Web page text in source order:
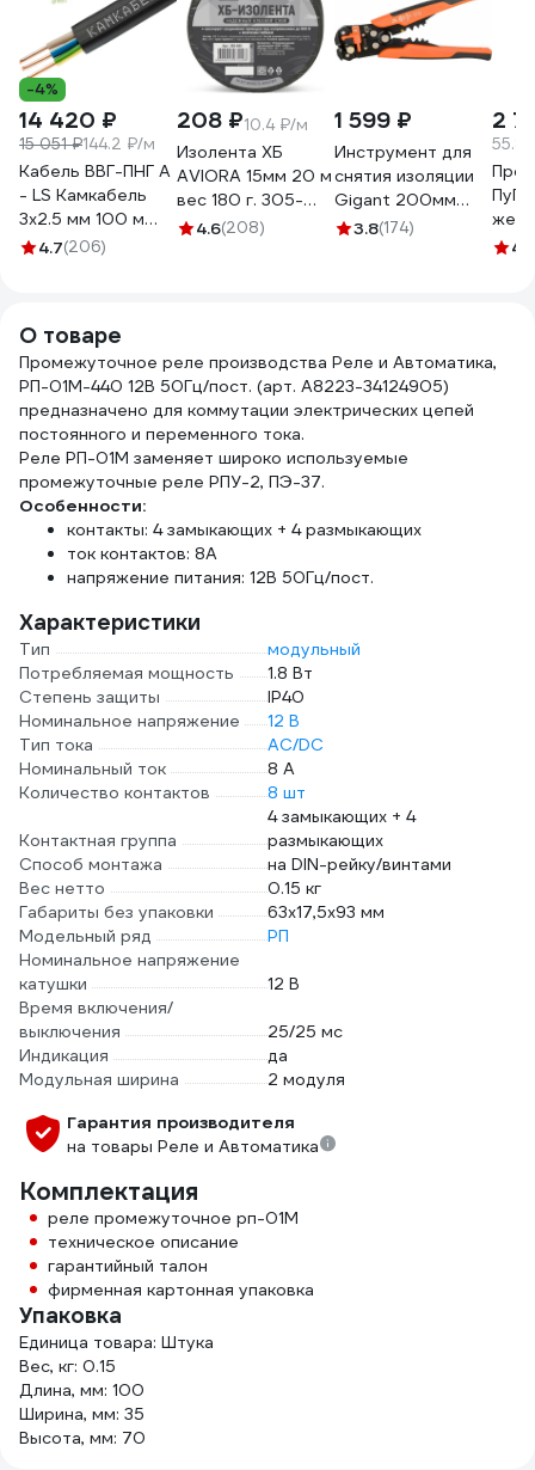
-4%
14 420 ₽
15 051 ₽144.2 ₽/м
Кабель ВВГ-ПНГ А
- LS Камкабель
3x2.5 мм 100 м
ГОСТ
4.7(206)
208 ₽10.4 ₽/м
Изолента ХБ
AVIORA 15мм 20 м
вес 180 г. 305-
0654.6(208)
1 599 ₽
Инструмент для
снятия изоляции
Gigant 200мм
GEP 01
3.8(174)
2
ПуГВ
50м
4.9
О товаре
Промежуточное реле производства Реле и Автоматика,
РП-01М-440 12В 50Гц/пост. (арт. A8223-34124905)
предназначено для коммутации электрических цепей
постоянного и переменного тока.
Реле РП-01М заменяет широко используемые
промежуточные реле РПУ-2, ПЭ-37.
Особенности:
контакты: 4 замыкающих + 4 размыкающих
ток контактов: 8А
напряжение питания: 12В 50Гц/пост.
Характеристики
Тип
модульный
Потребляемая мощность
1.8 Вт
Степень защиты
IP40
Номинальное напряжение
12 В
Тип тока
AC/DC
Номинальный ток
8 А
Количество контактов
8 шт
Контактная группа
4 замыкающих + 4
размыкающих
Способ монтажа
на DIN-рейку/винтами
Вес нетто
0.15 кг
Габариты без упаковки
63х17,5х93 мм
Модельный ряд
РП
Номинальное напряжение
катушки
12 В
Время включения/
выключения
25/25 мс
Индикация
да
Модульная ширина
2 модуля
Гарантия производителя
на товары Реле и Автоматика
Комплектация
реле промежуточное рп-01М
техническое описание
гарантийный талон
фирменная картонная упаковка
Упаковка
Единица товара: Штука
Вес, кг: 0.15
Длина, мм: 100
Ширина, мм: 35
Высота, мм: 70